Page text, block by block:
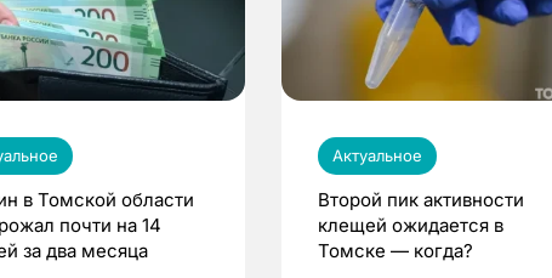
в Томской области
почти на 14
за два месяца
Актуальное
Второй пик активности
клещей ожидается в
Томске — когда?